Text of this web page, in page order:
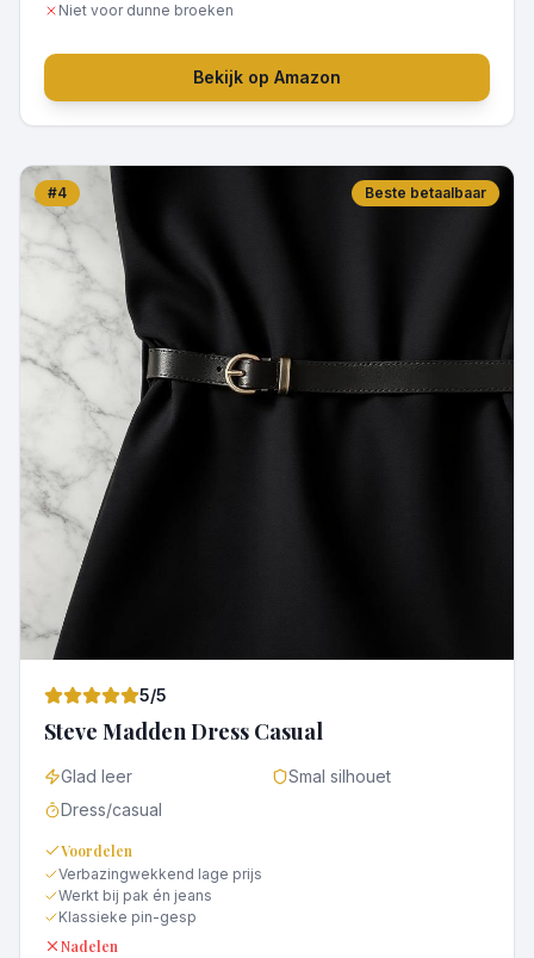
Niet voor dunne broeken
Bekijk op Amazon
#4 Beste betaalbaar
5/5
Steve Madden Dress Casual
Glad leer
Smal silhouet
Dress/casual
Voordelen
Verbazingwekkend lage prijs
Werkt bij pak én jeans
Klassieke pin-gesp
Nadelen